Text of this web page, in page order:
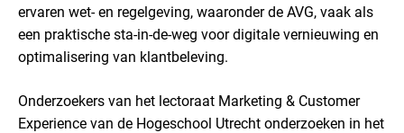
ervaren wet- en regelgeving, waaronder de AVG, vaak als
een praktische sta-in-de-weg voor digitale vernieuwing en
optimalisering van klantbeleving.
Onderzoekers van het lectoraat Marketing & Customer
Experience van de Hogeschool Utrecht onderzoeken in het